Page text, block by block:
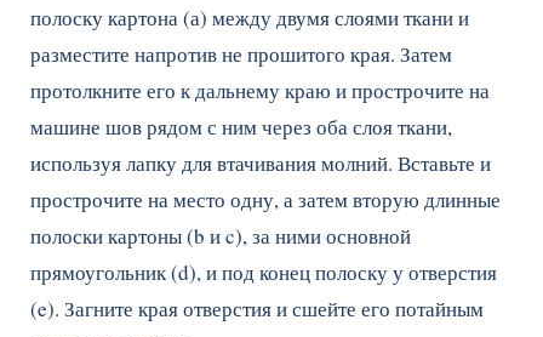
полоску картона (а) между двумя слоями ткани и
разместите напротив не прошитого края. Затем
протолкните его к дальнему краю и прострочите на
машине шов рядом с ним через оба слоя ткани,
используя лапку для втачивания молний. Вставьте и
прострочите на место одну, а затем вторую длинные
полоски картоны (b и c), за ними основной
прямоугольник (d), и под конец полоску у отверстия
(e). Загните края отверстия и сшейте его потайным